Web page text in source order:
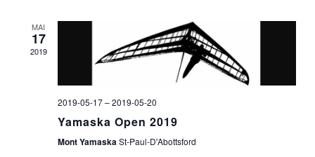
MAI
17
2019
2019-05-17–2019-05-20
Yamaska Open 2019
Mont YamaskaSt-Paul-D'Abottsford